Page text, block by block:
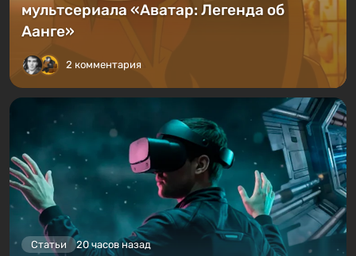
мультсериала «Аватар: Легенда об
Аанге»
2 комментария
Статьи 20 часов назад